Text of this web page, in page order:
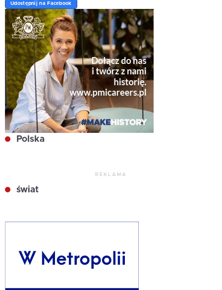
Udostępnij na Facebook
Polska
REKLAMA
świat